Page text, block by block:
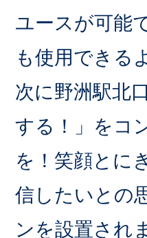
ユースが可能
も使用できる
次に野洲駅北
する！」をコ
を！笑顔とに
信したいとの
ンを設置され